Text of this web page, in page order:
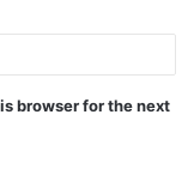
browser for the next